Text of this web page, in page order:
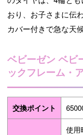
おり、お子さまに伝
カバー付きで急な天
ベビーゼン ベ
ックフレーム・
交換ポイント
使用